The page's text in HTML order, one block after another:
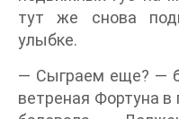
тут же снова
улыбке.
— Сыграем еще? —
ветреная Фортуна в